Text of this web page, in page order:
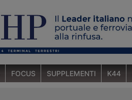
FOCUS SUPPLEMENTI K44